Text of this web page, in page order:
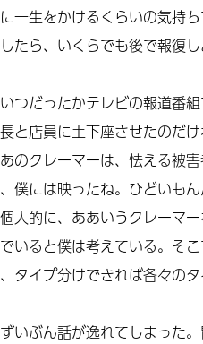
一生をかけるくらいの気持
たら、いくらでも後で報復
つだったかテレビの報道番
と店員に土下座させたのだ
のクレーマーは、怯える被
僕には映ったね。ひどいも
人的に、ああいうクレーマ
いると僕は考えている。そ
タイプ分けできれば各々の
いぶん話が逸れてしまった